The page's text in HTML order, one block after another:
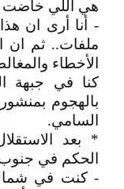
هي اللي خاضت
- أنا أرى ان
ملفات.. ثم ان
الأخطاء
كنا في جبهة
بالهجوم
السامي.
* بعد
الحكم في جنوب الوطن
- كنت في